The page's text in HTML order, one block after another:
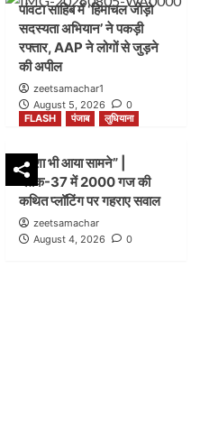
पांवटा साहिब में ‘हिमाचल जोड़ो
सदस्यता अभियान’ ने पकड़ी
रफ्तार, AAP ने लोगों से जुड़ने
की अपील
zeetsamachar1
August 5, 2026
0
FLASH पंजाब लुधियाना
नक्शा भी आया सामने” |
ब्लॉक-37 में 2000 गज की
कथित प्लॉटिंग पर गहराए सवाल
zeetsamachar
August 4, 2026
0